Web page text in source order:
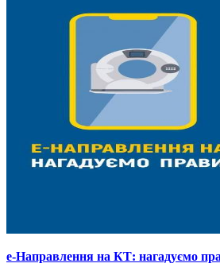
е-Направлення на КТ: нагадуємо